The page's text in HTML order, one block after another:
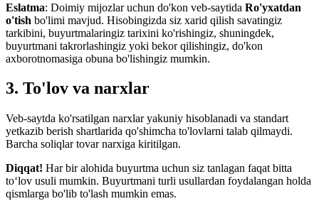
Eslatma: Doimiy mijozlar uchun do'kon veb-saytida Ro'yxatdan
o'tish bo'limi mavjud. Hisobingizda siz xarid qilish savatingiz
tarkibini, buyurtmalaringiz tarixini ko'rishingiz, shuningdek,
buyurtmani takrorlashingiz yoki bekor qilishingiz, do'kon
axborotnomasiga obuna bo'lishingiz mumkin.
3. To'lov va narxlar
Veb-saytda ko'rsatilgan narxlar yakuniy hisoblanadi va standart
yetkazib berish shartlarida qo'shimcha to'lovlarni talab qilmaydi.
Barcha soliqlar tovar narxiga kiritilgan.
Diqqat! Har bir alohida buyurtma uchun siz tanlagan faqat bitta
toʻlov usuli mumkin. Buyurtmani turli usullardan foydalangan holda
qismlarga bo'lib to'lash mumkin emas.